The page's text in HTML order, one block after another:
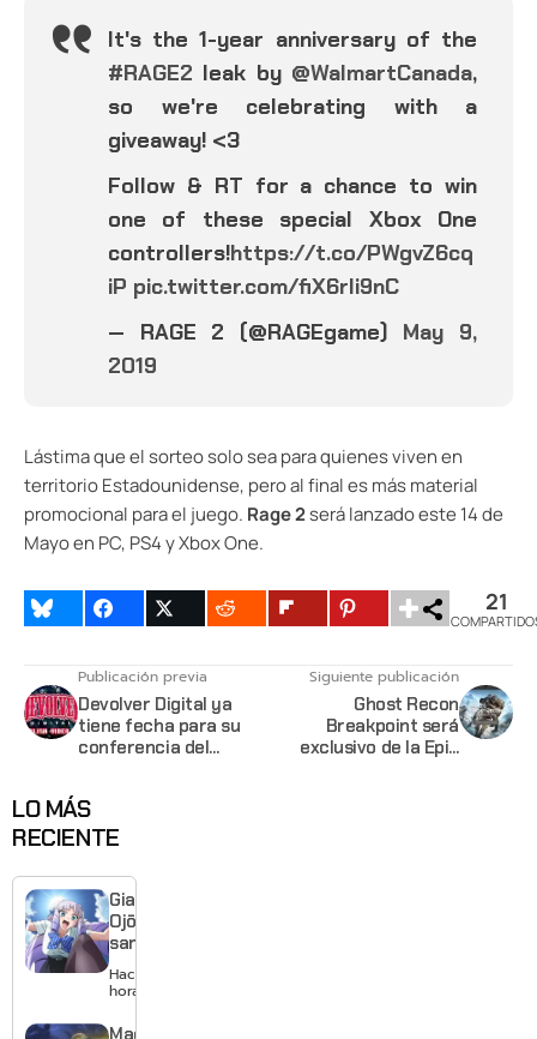
It's the 1-year anniversary of the
#RAGE2 leak by @WalmartCanada,
so we're celebrating with a
giveaway! <3
Follow & RT for a chance to win
one of these special Xbox One
controllers!https://t.co/PWgvZ6cq
iP pic.twitter.com/fiX6rli9nC
— RAGE 2 (@RAGEgame) May 9,
2019
Lástima que el sorteo solo sea para quienes viven en
territorio Estadounidense, pero al final es más material
promocional para el juego. Rage 2será lanzado este 14 de
Mayo en PC, PS4 y Xbox One.
21
Publicación previa
Devolver Digital ya
tiene fecha para su
conferencia del
Siguiente publicación
Ghost Recon
Breakpoint será
exclusivo de la Epic
LO MÁS
RECIENTE
Giant
Ojō-
sama
revela
visual y
estreno
Hace 8
horas